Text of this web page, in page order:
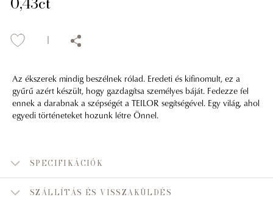
Az ékszerek mindig beszélnek rólad. Eredeti és kifinomult, ez a
gyűrű azért készült, hogy gazdagítsa személyes báját. Fedezze fel
ennek a darabnak a szépségét a TEILOR segítségével. Egy világ, ahol
egyedi történeteket hozunk létre Önnel.
SPECIFIKÁCIÓK
SZÁLLÍTÁS ÉS VISSZAKÜLDÉS